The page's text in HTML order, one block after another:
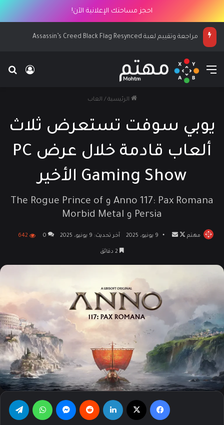
احجز مساحتك الإعلانية الآن!
مراجعة وتقييم لعبة Assassin’s Creed Black Flag Resynced
القائمة
الرئيسية / العاب
يوبي سوفت تستعرض ثلاث
ألعاب قادمة خلال عرض PC
Gaming Show الأخير
Anno 117: Pax Romana و The Rogue Prince of
Persia و Morbid Metal
مهتم
تابع أرسل 9 يونيو، 2025 آخر تحديث: 9 يونيو، 2025 0
642